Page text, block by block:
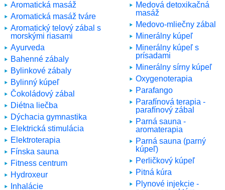
Aromatická masáž
Aromatická masáž tváre
Aromatický telový zábal s
morskými riasami
Ayurveda
Bahenné zábaly
Bylinkové zábaly
Bylinný kúpeľ
Čokoládový zábal
Diétna liečba
Dýchacia gymnastika
Elektrická stimulácia
Elektroterapia
Fínska sauna
Fitness centrum
Hydroxeur
Inhalácie
Medová detoxikačná
masáž
Medovo-mliečny zábal
Minerálny kúpeľ
Minerálny kúpeľ s
prísadami
Minerálny sírny kúpeľ
Oxygenoterapia
Parafango
Parafínová terapia -
parafínový zábal
Parná sauna -
aromaterapia
Parná sauna (parný
kúpeľ)
Perličkový kúpeľ
Pitná kúra
Plynové injekcie -